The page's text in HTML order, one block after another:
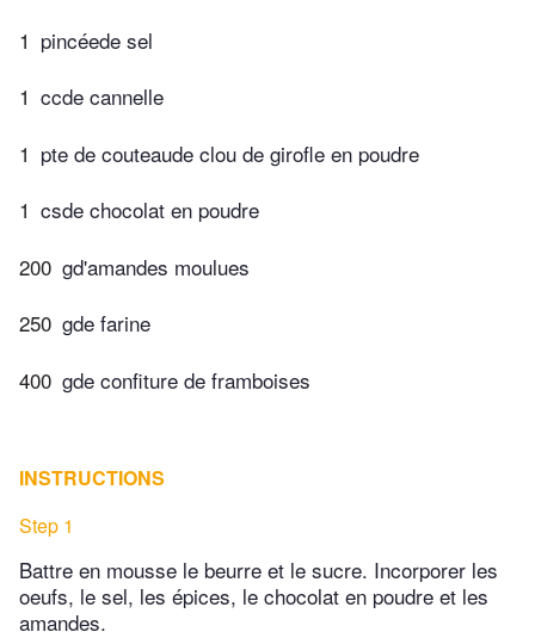
1 pincéede sel
1 ccde cannelle
1 pte de couteaude clou de girofle en poudre
1 csde chocolat en poudre
200 gd'amandes moulues
250 gde farine
400 gde confiture de framboises
INSTRUCTIONS
Step 1
Battre en mousse le beurre et le sucre. Incorporer les
oeufs, le sel, les épices, le chocolat en poudre et les
amandes.